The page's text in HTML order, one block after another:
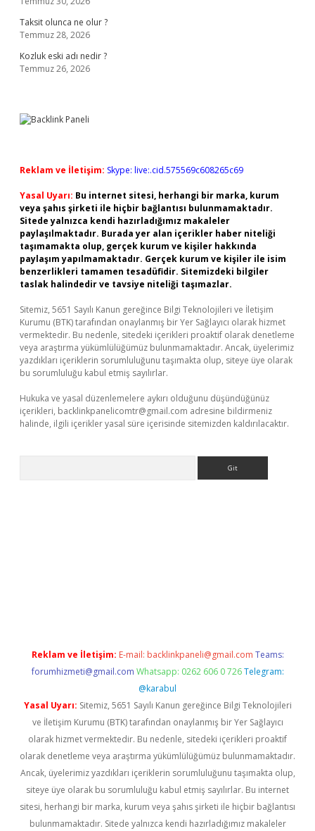
Taksit olunca ne olur ?
Temmuz 28, 2026
Kozluk eski adı nedir ?
Temmuz 26, 2026
Reklam ve İletişim: Skype: live:.cid.575569c608265c69
Yasal Uyarı: Bu internet sitesi, herhangi bir marka, kurum
veya şahıs şirketi ile hiçbir bağlantısı bulunmamaktadır.
Sitede yalnızca kendi hazırladığımız makaleler
paylaşılmaktadır. Burada yer alan içerikler haber niteliği
taşımamakta olup, gerçek kurum ve kişiler hakkında
paylaşım yapılmamaktadır. Gerçek kurum ve kişiler ile isim
benzerlikleri tamamen tesadüfidir. Sitemizdeki bilgiler
taslak halindedir ve tavsiye niteliği taşımazlar.
Sitemiz, 5651 Sayılı Kanun gereğince Bilgi Teknolojileri ve İletişim
Kurumu (BTK) tarafından onaylanmış bir Yer Sağlayıcı olarak hizmet
vermektedir. Bu nedenle, sitedeki içerikleri proaktif olarak denetleme
veya araştırma yükümlülüğümüz bulunmamaktadır. Ancak, üyelerimiz
yazdıkları içeriklerin sorumluluğunu taşımakta olup, siteye üye olarak
bu sorumluluğu kabul etmiş sayılırlar.
Hukuka ve yasal düzenlemelere aykırı olduğunu düşündüğünüz
içerikleri, backlinkpanelicomtr@gmail.com adresine bildirmeniz
halinde, ilgili içerikler yasal süre içerisinde sitemizden kaldırılacaktır.
Reklam ve İletişim: E-mail: backlinkpaneli@gmail.com Teams:
forumhizmeti@gmail.com Whatsapp: 0262 606 0 726 Telegram:
@karabul
Yasal Uyarı: Sitemiz, 5651 Sayılı Kanun gereğince Bilgi Teknolojileri
ve İletişim Kurumu (BTK) tarafından onaylanmış bir Yer Sağlayıcı
olarak hizmet vermektedir. Bu nedenle, sitedeki içerikleri proaktif
olarak denetleme veya araştırma yükümlülüğümüz bulunmamaktadır.
Ancak, üyelerimiz yazdıkları içeriklerin sorumluluğunu taşımakta olup,
siteye üye olarak bu sorumluluğu kabul etmiş sayılırlar. Bu internet
sitesi, herhangi bir marka, kurum veya şahıs şirketi ile hiçbir bağlantısı
bulunmamaktadır. Sitede yalnızca kendi hazırladığımız makaleler